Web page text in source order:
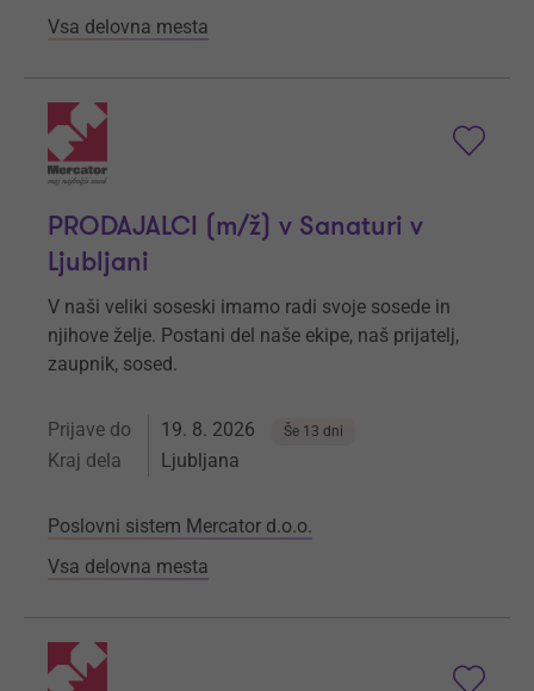
Vsa delovna mesta
PRODAJALCI (m/ž) v Sanaturi v
Ljubljani
V naši veliki soseski imamo radi svoje sosede in
njihove želje. Postani del naše ekipe, naš prijatelj,
zaupnik, sosed.
Prijave do 19. 8. 2026 Še 13 dni
Kraj dela Ljubljana
Poslovni sistem Mercator d.o.o.
Vsa delovna mesta